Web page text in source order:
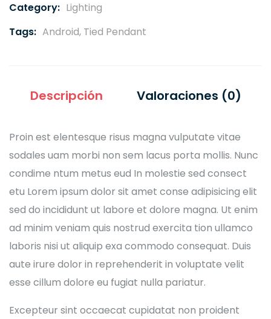
Category: Lighting
Tags: Android, Tied Pendant
Descripción Valoraciones (0)
Proin est elentesque risus magna vulputate vitae
sodales uam morbi non sem lacus porta mollis. Nunc
condime ntum metus eud In molestie sed consect
etu Lorem ipsum dolor sit amet conse adipisicing elit
sed do incididunt ut labore et dolore magna. Ut enim
ad minim veniam quis nostrud exercita tion ullamco
laboris nisi ut aliquip exa commodo consequat. Duis
aute irure dolor in reprehenderit in voluptate velit
esse cillum dolore eu fugiat nulla pariatur.
Excepteur sint occaecat cupidatat non proident